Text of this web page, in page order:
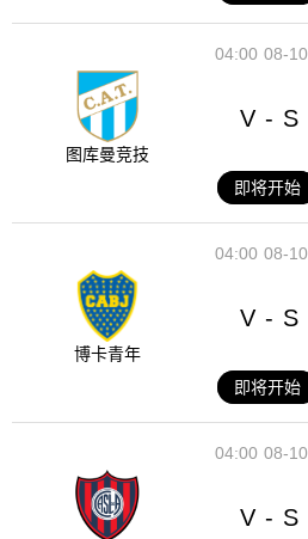
08-10
04:00
图库曼竞技
V - S
即将开始
08-10
04:00
博卡青年
V - S
即将开始
08-10
04:00
V - S